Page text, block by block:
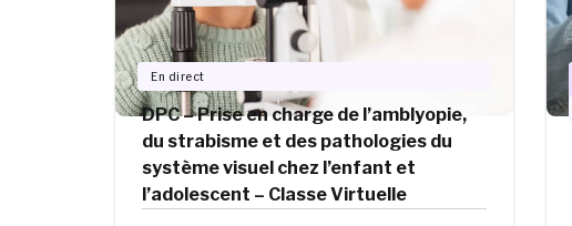
En direct
DPC – Prise en charge de l’amblyopie,
du strabisme et des pathologies du
système visuel chez l’enfant et
l’adolescent – Classe Virtuelle